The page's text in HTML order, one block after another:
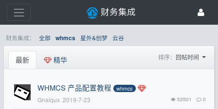
财务集成
财务集成： 全部 whmcs 星外&创梦 云谷
最新 精华 排序： 回帖时间
WHMCS 产品配置教程 whmcs
Gnaiqux 2019-7-23 53501 0